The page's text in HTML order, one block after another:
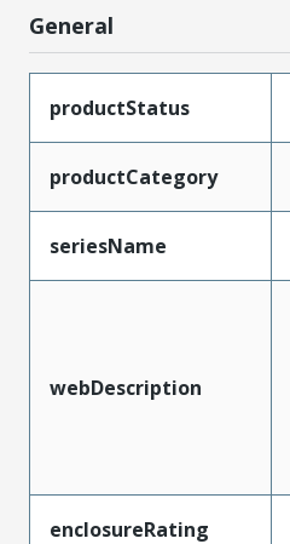
General
productStatus
productCategory
seriesName
webDescription
enclosureRating